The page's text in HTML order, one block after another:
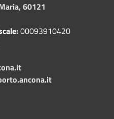
60121
00093910420